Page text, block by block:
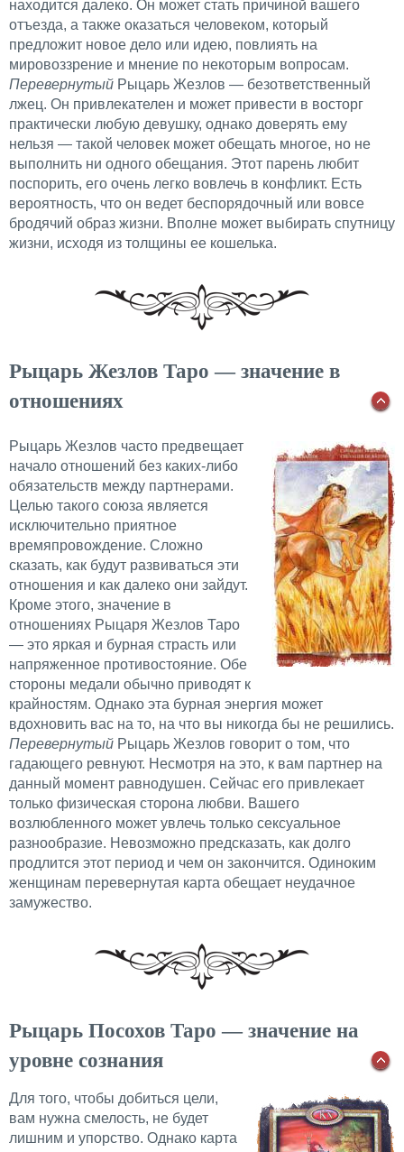
находится далеко. Он может стать причиной вашего
отъезда, а также оказаться человеком, который
предложит новое дело или идею, повлиять на
мировоззрение и мнение по некоторым вопросам.
Перевернутый Рыцарь Жезлов — безответственный
лжец. Он привлекателен и может привести в восторг
практически любую девушку, однако доверять ему
нельзя — такой человек может обещать многое, но не
выполнить ни одного обещания. Этот парень любит
поспорить, его очень легко вовлечь в конфликт. Есть
вероятность, что он ведет беспорядочный или вовсе
бродячий образ жизни. Вполне может выбирать спутницу
жизни, исходя из толщины ее кошелька.
Рыцарь Жезлов Таро — значение в
отношениях
Рыцарь Жезлов часто предвещает
начало отношений без каких-либо
обязательств между партнерами.
Целью такого союза является
исключительно приятное
времяпровождение. Сложно
сказать, как будут развиваться эти
отношения и как далеко они зайдут.
Кроме этого, значение в
отношениях Рыцаря Жезлов Таро
— это яркая и бурная страсть или
напряженное противостояние. Обе
стороны медали обычно приводят к
крайностям. Однако эта бурная энергия может
вдохновить вас на то, на что вы никогда бы не решились.
Перевернутый Рыцарь Жезлов говорит о том, что
гадающего ревнуют. Несмотря на это, к вам партнер на
данный момент равнодушен. Сейчас его привлекает
только физическая сторона любви. Вашего
возлюбленного может увлечь только сексуальное
разнообразие. Невозможно предсказать, как долго
продлится этот период и чем он закончится. Одиноким
женщинам перевернутая карта обещает неудачное
замужество.
Рыцарь Посохов Таро — значение на
уровне сознания
Для того, чтобы добиться цели,
вам нужна смелость, не будет
лишним и упорство. Однако карта